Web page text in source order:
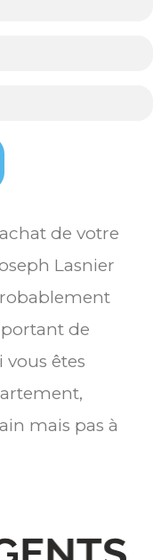
de votre
Lasnier
de
vous êtes
mais pas à